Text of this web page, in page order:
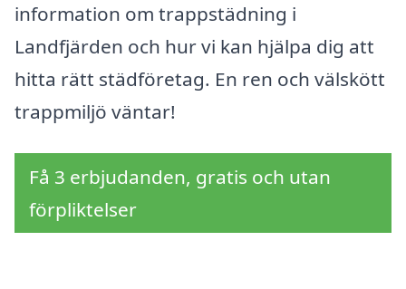
information om trappstädning i
Landfjärden och hur vi kan hjälpa dig att
hitta rätt städföretag. En ren och välskött
trappmiljö väntar!
Få 3 erbjudanden, gratis och utan
förpliktelser